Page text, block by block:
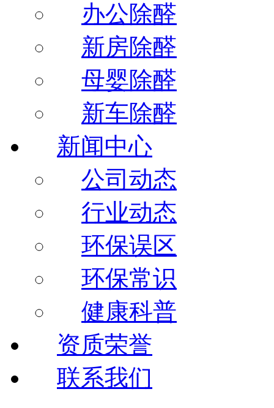
办公除醛
新房除醛
母婴除醛
新车除醛
新闻中心
公司动态
行业动态
环保误区
环保常识
健康科普
资质荣誉
联系我们